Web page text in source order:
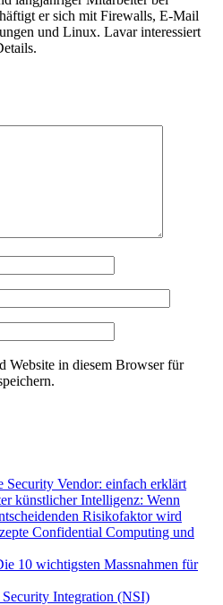
er sich mit Firewalls, E-Mail
und Linux. Lavar interessiert
Website in diesem Browser für
Security Vendor: einfach erklärt
künstlicher Intelligenz: Wenn
Risikofaktor wird
Confidential Computing und
10 wichtigsten Massnahmen für
Integration (NSI)